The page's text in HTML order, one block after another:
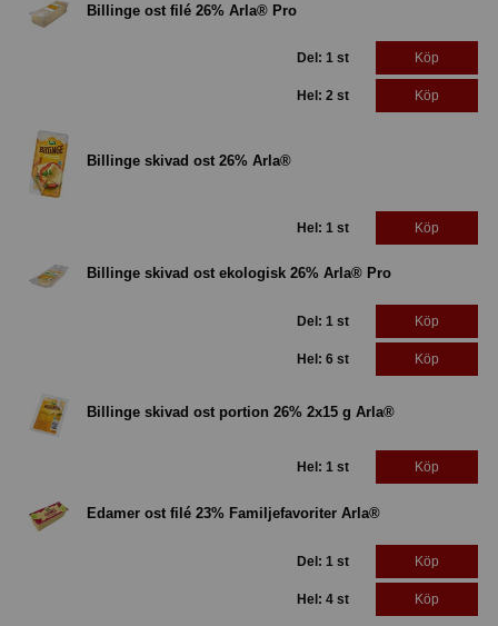
Billinge ost filé 26% Arla® Pro
Del: 1 st Köp
Hel: 2 st Köp
Billinge skivad ost 26% Arla®
Hel: 1 st Köp
Billinge skivad ost ekologisk 26% Arla® Pro
Del: 1 st Köp
Hel: 6 st Köp
Billinge skivad ost portion 26% 2x15 g Arla®
Hel: 1 st Köp
Edamer ost filé 23% Familjefavoriter Arla®
Del: 1 st Köp
Hel: 4 st Köp